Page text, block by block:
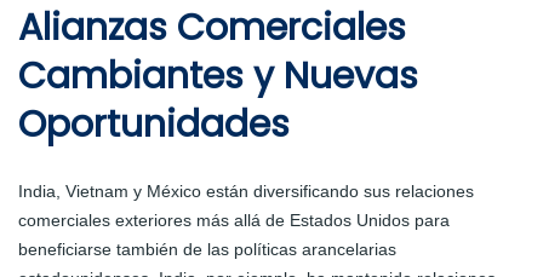
Alianzas Comerciales
Cambiantes y Nuevas
Oportunidades
India, Vietnam y México están diversificando sus relaciones
comerciales exteriores más allá de Estados Unidos para
beneficiarse también de las políticas arancelarias